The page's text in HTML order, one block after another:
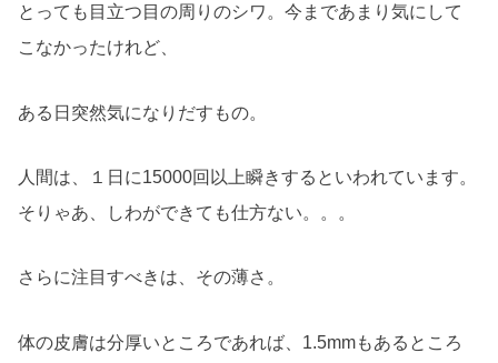
とっても目立つ目の周りのシワ。今まであまり気にして
こなかったけれど、
ある日突然気になりだすもの。
人間は、１日に15000回以上瞬きするといわれています。
そりゃあ、しわができても仕方ない。。。
さらに注目すべきは、その薄さ。
体の皮膚は分厚いところであれば、1.5mmもあるところ